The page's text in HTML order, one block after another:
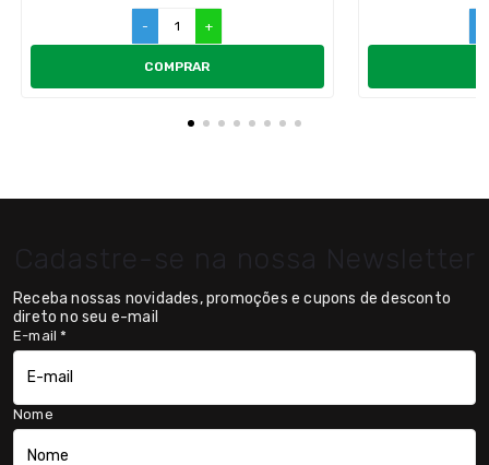
- +
COMPRAR
Cadastre-se na nossa Newsletter
Receba nossas novidades, promoções e cupons de desconto
direto no seu e-mail
E-mail*
Nome